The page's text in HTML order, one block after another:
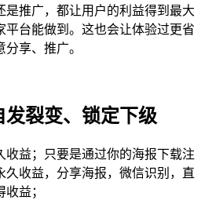
是推广，都让用户的利益得到最大
平台能做到。这也会让体验过更省
享、推广。
裂变、锁定下级
收益；只要是通过你的海报下载注
久收益，分享海报，微信识别，直
益；